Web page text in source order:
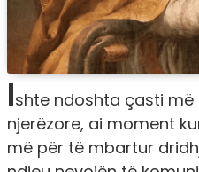
Ishte ndoshta çasti më
njerëzore, ai moment
më për të mbartur